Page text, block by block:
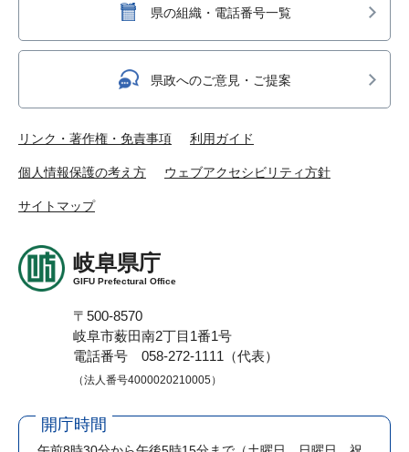
県の組織・電話番号一覧
県政へのご意見・ご提案
リンク・著作権・免責事項 利用ガイド
個人情報保護の考え方 ウェブアクセシビリティ方針
サイトマップ
岐阜県庁
GIFU Prefectural Office
〒500-8570
岐阜市薮田南2丁目1番1号
電話番号 058-272-1111（代表）
（法人番号4000020210005）
開庁時間